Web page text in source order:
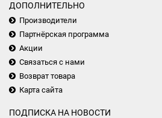
ДОПОЛНИТЕЛЬНО
Производители
Партнёрская программа
Акции
Связаться с нами
Возврат товара
Карта сайта
ПОДПИСКА НА НОВОСТИ